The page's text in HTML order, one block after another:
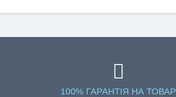
100% ГАРАНТІЯ НА ТОВАР